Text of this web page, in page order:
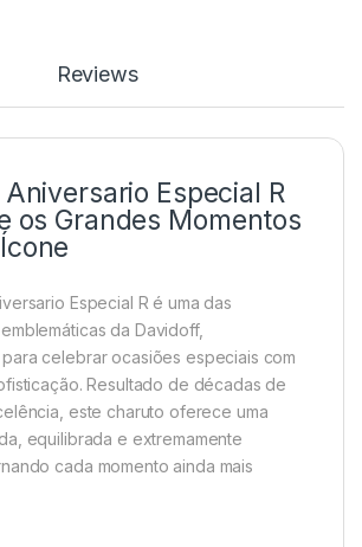
Reviews
Especial R
os Grandes Momentos
Especial R é uma das
da Davidoff,
celebrar ocasiões especiais com
Resultado de décadas de
este charuto oferece uma
equilibrada e extremamente
cada momento ainda mais